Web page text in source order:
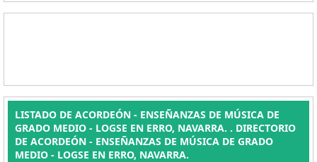
LISTADO DE ACORDEÓN - ENSEÑANZAS DE MÚSICA DE
GRADO MEDIO - LOGSE EN ERRO, NAVARRA. . DIRECTORIO
DE ACORDEÓN - ENSEÑANZAS DE MÚSICA DE GRADO
MEDIO - LOGSE EN ERRO, NAVARRA.